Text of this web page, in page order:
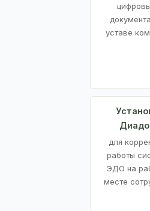
уставе
для
работы
ЭДО на
месте